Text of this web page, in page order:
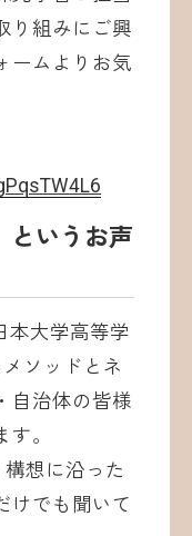
り組みにご興
ームよりお気
というお声
本大学高等学
ソッドとネ
自治体の皆様
。
想に沿った
けでも聞いて